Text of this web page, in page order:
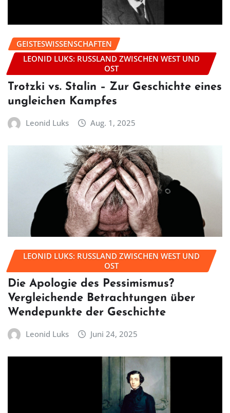
GEISTESWISSENSCHAFTEN
LEONID LUKS: RUSSLAND ZWISCHEN WEST UND
OST
Trotzki vs. Stalin – Zur Geschichte eines
ungleichen Kampfes
Leonid Luks Aug. 1, 2025
LEONID LUKS: RUSSLAND ZWISCHEN WEST UND
OST
Die Apologie des Pessimismus?
Vergleichende Betrachtungen über
Wendepunkte der Geschichte
Leonid Luks Juni 24, 2025